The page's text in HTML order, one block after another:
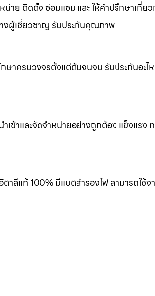
าย ติดตั้ง ซ่อมแซม และ ให้คำปรึกษาเกี่ย
างผู้เชี่ยวชาญ รับประกันคุณภาพ
าครบวงจรตั้งแต่ต้นจนจบ รับประกันอะไ
เข้าและจัดจำหน่ายอย่างถูกต้อง แข็งแรง
าลีแท้ 100% มีแบตสำรองไฟ สามารถใช้ง